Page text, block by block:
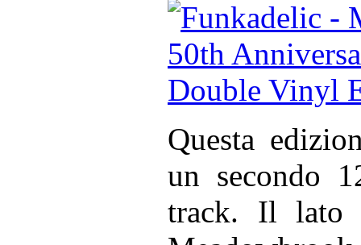
Questa
un secondo
track. Il lato